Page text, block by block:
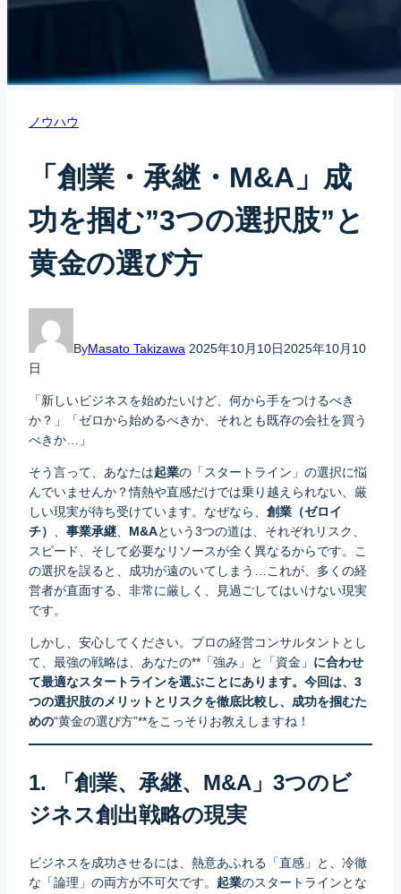
ノウハウ
「創業・承継・M&A」成
功を掴む”3つの選択肢”と
黄金の選び方
ByMasato Takizawa 2025年10月10日2025年10月10
日
「新しいビジネスを始めたいけど、何から手をつけるべき
か？」「ゼロから始めるべきか、それとも既存の会社を買う
べきか…」
そう言って、あなたは起業の「スタートライン」の選択に悩
んでいませんか？情熱や直感だけでは乗り越えられない、厳
しい現実が待ち受けています。なぜなら、 創業（ゼロイ
チ）
事業承継 M&Aという3つの道は、それぞれリスク、
スピード、そして必要なリソースが全く異なるからです。こ
の選択を誤ると、成功が遠のいてしまう…これが、多くの経
営者が直面する、非常に厳しく、見過ごしてはいけない現実
です。
しかし、安心してください。プロの経営コンサルタントとし
て、最強の戦略は、あなたの**「強み」と「資金」 に合わせ
て最適なスタートラインを選ぶことにあります。今回は、3
つの選択肢のメリットとリスクを徹底比較し、成功を掴むた
めの“黄金の選び方”**をこっそりお教えしますね！
1. 「創業、承継、M&A」3つのビ
ジネス創出戦略の現実
ビジネスを成功させるには、熱意あふれる「直感」と、冷徹
な「論理」の両方が不可欠です。 起業のスタートラインとな